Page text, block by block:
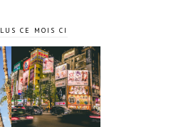
CE MOIS CI
10 jours à
Tokyo au
Japon